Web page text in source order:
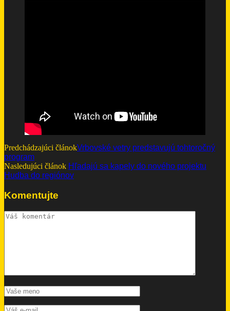
Predchádzajúci článokVrbovské vetry predstavujú tohtoročný
program
Nasledujúci článok Hľadajú sa kapely do nového projektu
Hudba do regiónov
Komentujte